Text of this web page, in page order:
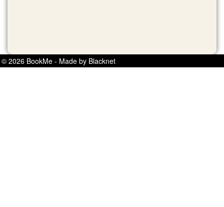
© 2026 BookMe - Made by Blacknet